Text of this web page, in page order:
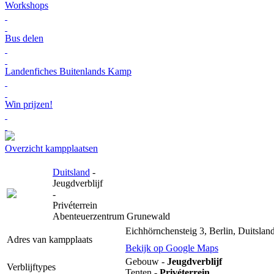
Workshops
Bus delen
Landenfiches Buitenlands Kamp
Win prijzen!
Overzicht kampplaatsen
Duitsland -
Jeugdverblijf
-
Privéterrein
Abenteuerzentrum Grunewald
Adres van kampplaats
Eichhörnchensteig 3, Berlin, Duitsland
Bekijk op Google Maps
Verblijftypes
Gebouw - Jeugdverblijf